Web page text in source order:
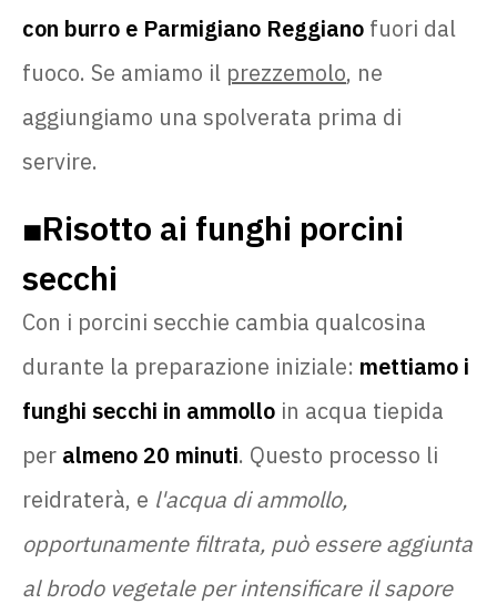
con burro e Parmigiano Reggiano fuori dal
fuoco. Se amiamo il prezzemolo, ne
aggiungiamo una spolverata prima di
servire.
🟧Risotto ai funghi porcini
secchi
Con i porcini secchie cambia qualcosina
durante la preparazione iniziale: mettiamo i
funghi secchi in ammollo in acqua tiepida
per almeno 20 minuti. Questo processo li
reidraterà, e l'acqua di ammollo,
opportunamente filtrata, può essere aggiunta
al brodo vegetale per intensificare il sapore